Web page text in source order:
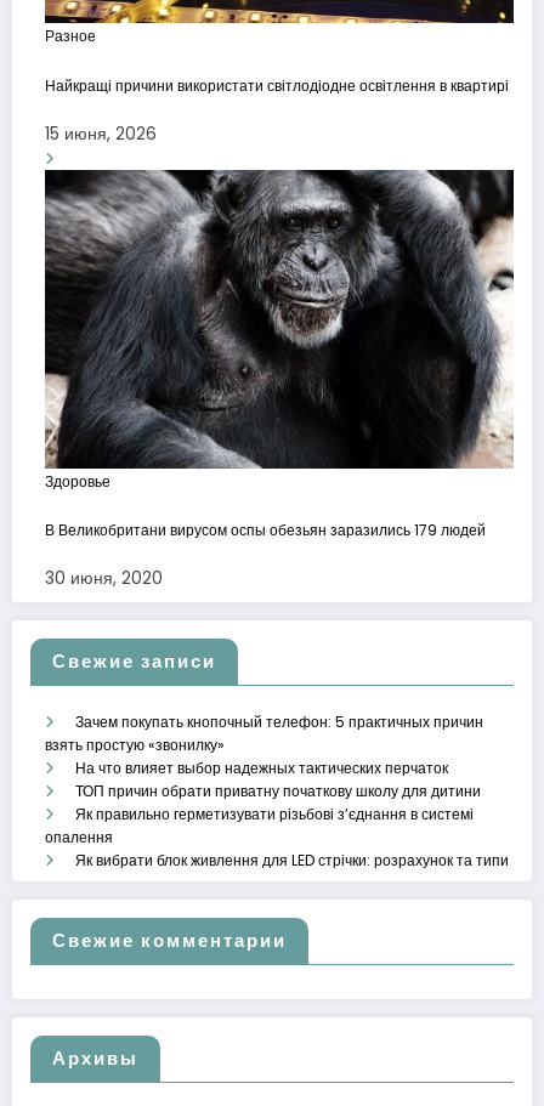
Разное
Найкращі причини використати світлодіодне освітлення в квартирі
15 июня, 2026
Здоровье
В Великобритани вирусом оспы обезьян заразились 179 людей
30 июня, 2020
Свежие записи
Зачем покупать кнопочный телефон: 5 практичных причин
взять простую «звонилку»
На что влияет выбор надежных тактических перчаток
ТОП причин обрати приватну початкову школу для дитини
Як правильно герметизувати різьбові з’єднання в системі
опалення
Як вибрати блок живлення для LED стрічки: розрахунок та типи
Свежие комментарии
Архивы